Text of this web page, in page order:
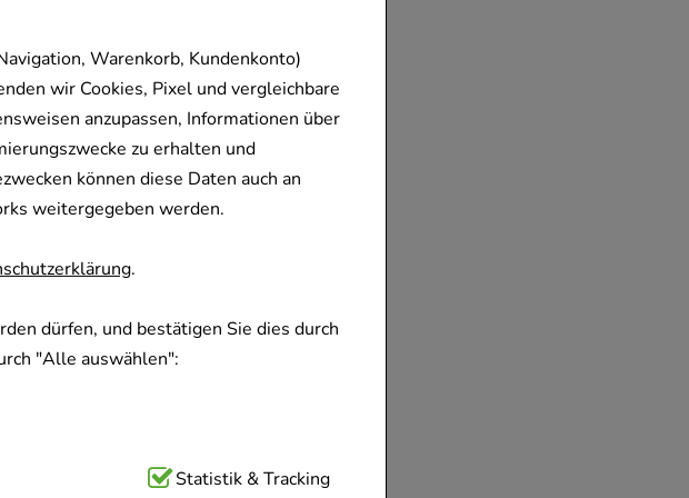
Warenkorb, Kundenkonto)
wir Cookies, Pixel und vergleichbare
anzupassen, Informationen über
zu erhalten und
können diese Daten auch an
weitergegeben werden.
.
dürfen, und bestätigen Sie dies durch
"Alle auswählen":
die für die Grundfunktionen unserer
Statistik & Tracking
UMCKALOABO flüssig
Schwabe GmbH & Co.KG
00930673
:39,40 € ²